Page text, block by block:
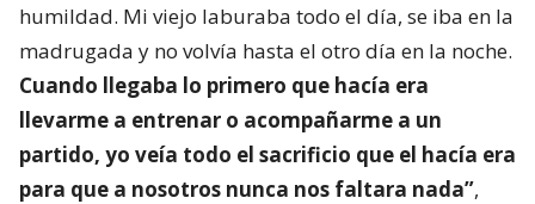
humildad. Mi viejo laburaba todo el día, se iba en la
madrugada y no volvía hasta el otro día en la noche.
Cuando llegaba lo primero que hacía era
llevarme a entrenar o acompañarme a un
partido, yo veía todo el sacrificio que el hacía era
para que a nosotros nunca nos faltara nada”,